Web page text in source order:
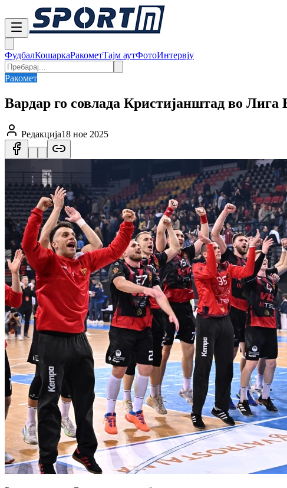
ФудбалКошаркаРакометТајм аутФотоИнтервју
Ракомет
Вардар го совлада Кристијанштад во Лига
Редакција18 ное 2025